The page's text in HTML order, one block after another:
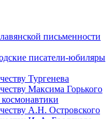
письменности
писатели-юбиляры
Тургенева
Максима Горького
А.Н. Островского